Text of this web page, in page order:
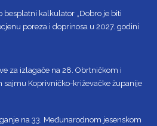
besplatni kalkulator „Dobro je biti
poreza i doprinosa u 2027. godini
za izlagače na 28. Obrtničkom i
sajmu Koprivničko-križevačke županije
na 33. Međunarodnom jesenskom